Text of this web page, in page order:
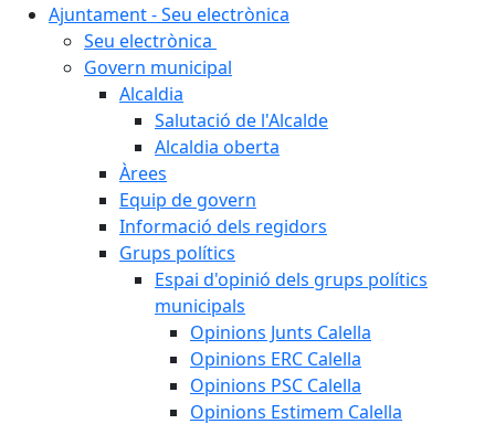
Ajuntament - Seu electrònica
Seu electrònica
Govern municipal
Alcaldia
Salutació de l'Alcalde
Alcaldia oberta
Àrees
Equip de govern
Informació dels regidors
Grups polítics
Espai d'opinió dels grups polítics
municipals
Opinions Junts Calella
Opinions ERC Calella
Opinions PSC Calella
Opinions Estimem Calella